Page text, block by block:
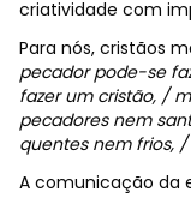
criatividade com
Para nós, cristãos
pecador pode-se
fazer um cristão, /
pecadores nem
quentes nem frios,
A comunicação da